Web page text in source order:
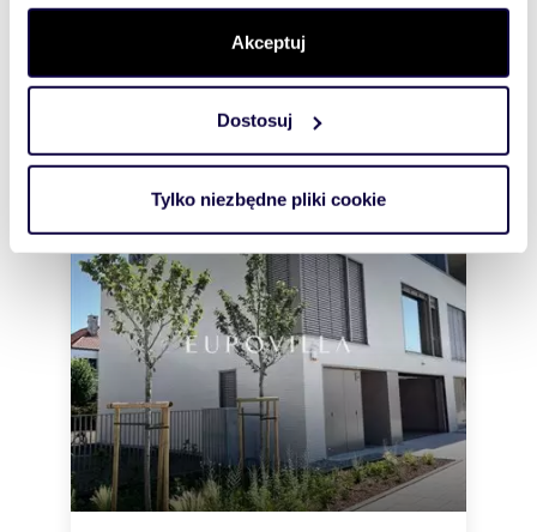
dane są przetwarzane oraz ustaw własne preferencje w
. W Deklaracji plików cookie możesz
zmienić lub wycofać swoją zgodę w dowolnej chwili.
Wykorzystujemy pliki cookie do spersonalizowania treści
i reklam, aby oferować funkcje społecznościowe i
korzystasz z naszej witryny, udostępniamy partnerom
Partnerzy mogą połączyć te informacje z innymi danymi
otrzymanymi od Ciebie lub uzyskanymi podczas
korzystania z ich usług.
Akceptuj
Dostosuj
Tylko niezbędne pliki cookie
Powierzchni
290 m2
Lokalizacja: województwo:mazowieckie
powiat:Warszawagmina:
Warszawa
miejscowość:
Warszawadzielnica:
Podobne oferty w tej lokalizacji
WYRÓŻNIONE